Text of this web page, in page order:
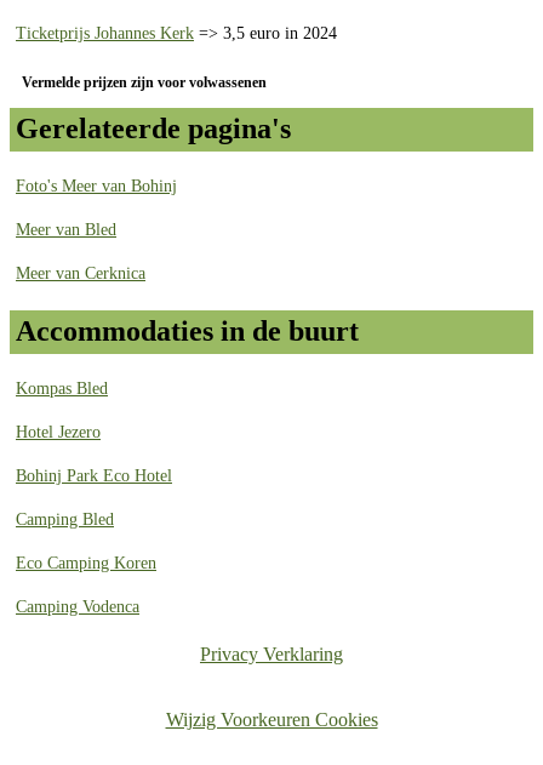
Ticketprijs Johannes Kerk => 3,5 euro in 2024
Vermelde prijzen zijn voor volwassenen
Gerelateerde pagina's
Foto's Meer van Bohinj
Meer van Bled
Meer van Cerknica
Accommodaties in de buurt
Kompas Bled
Hotel Jezero
Bohinj Park Eco Hotel
Camping Bled
Eco Camping Koren
Camping Vodenca
Privacy Verklaring
Wijzig Voorkeuren Cookies